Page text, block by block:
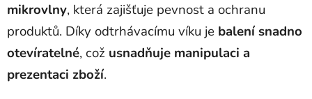
mikrovlny, která zajišťuje pevnost a ochranu
produktů. Díky odtrhávacímu víku je balení snadno
otevíratelné, což usnadňuje manipulaci a
prezentaci zboží.